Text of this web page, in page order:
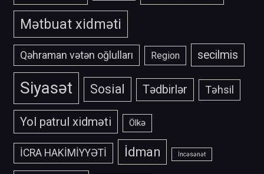
Mətbuat xidməti
Qəhraman vətən oğlulları Region secilmis
Siyasət Sosial Tədbirlər Təhsil
Yol patrul xidməti Ölkə
İCRA HAKİMİYYƏTİ İdman İncəsənət